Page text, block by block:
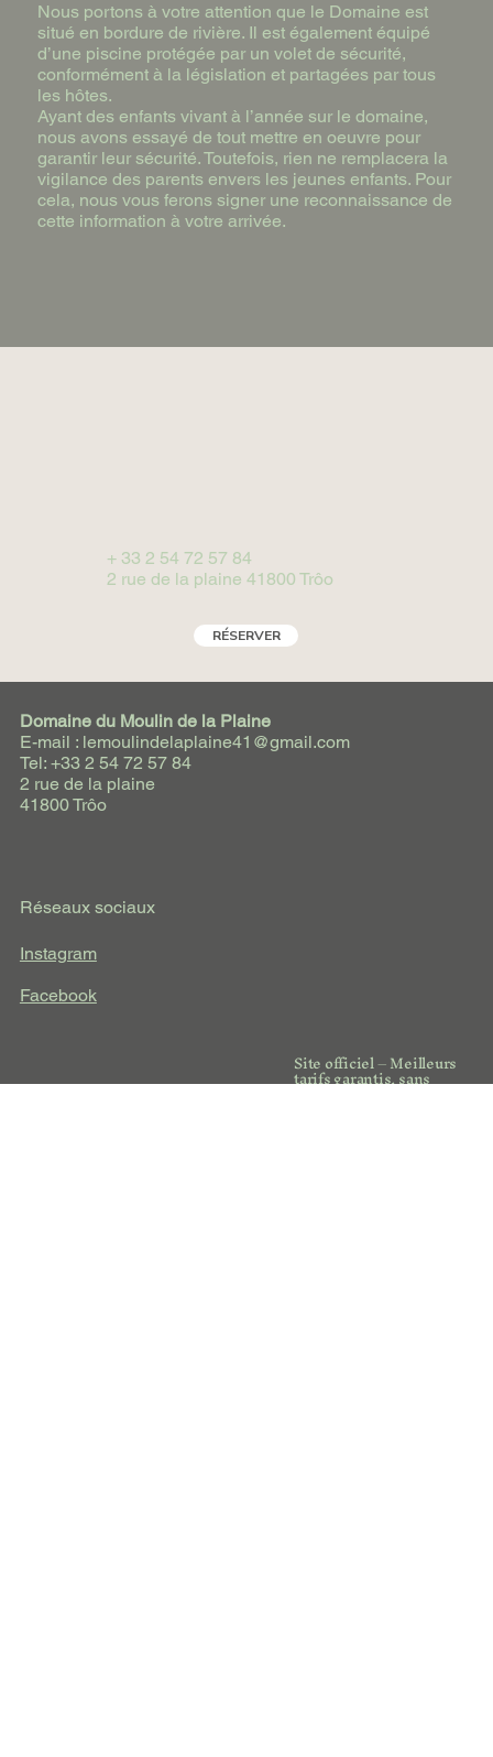
Nous portons à votre attention que le Domaine est
situé en bordure de rivière. Il est également équipé
d’une piscine protégée par un volet de sécurité,
conformément à la législation et partagées par tous
les hôtes.
Ayant des enfants vivant à l’année sur le domaine,
nous avons essayé de tout mettre en oeuvre pour
garantir leur sécurité. Toutefois, rien ne remplacera la
vigilance des parents envers les jeunes enfants. Pour
cela, nous vous ferons signer une reconnaissance de
cette information à votre arrivée.
+ 33 2 54 72 57 84
2 rue de la plaine 41800 Trôo
RÉSERVER
Site officiel – Meilleurs
tarifs garantis, sans
intermédiaire.
Domaine du Moulin de la Plaine
E-mail : lemoulindelaplaine41@gmail.com
Tel: +33 2 54 72 57 84
2 rue de la plaine
41800 Trôo
Réseaux sociaux
Instagram
Facebook